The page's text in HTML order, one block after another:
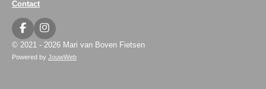
Contact
F
a
e
I
n
t
© 2021 - 2026 Mari van Boven Fietsen
Powered by JouwWeb